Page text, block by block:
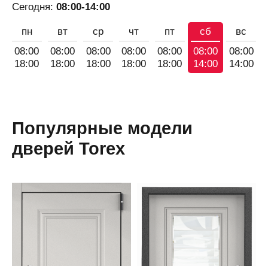
Сегодня: 08:00-14:00
пн
08:00
18:00
вт
08:00
18:00
ср
08:00
18:00
чт
08:00
18:00
пт
08:00
18:00
сб
08:00
14:00
вс
08:00
14:00
Популярные модели
дверей Torex